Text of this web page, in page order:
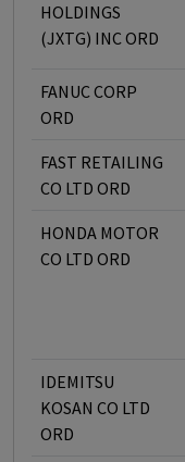
HOLDINGS
(JXTG) INC ORD
FANUC CORP
ORD
FAST RETAILING
CO LTD ORD
HONDA MOTOR
CO LTD ORD
IDEMITSU
KOSAN CO LTD
ORD